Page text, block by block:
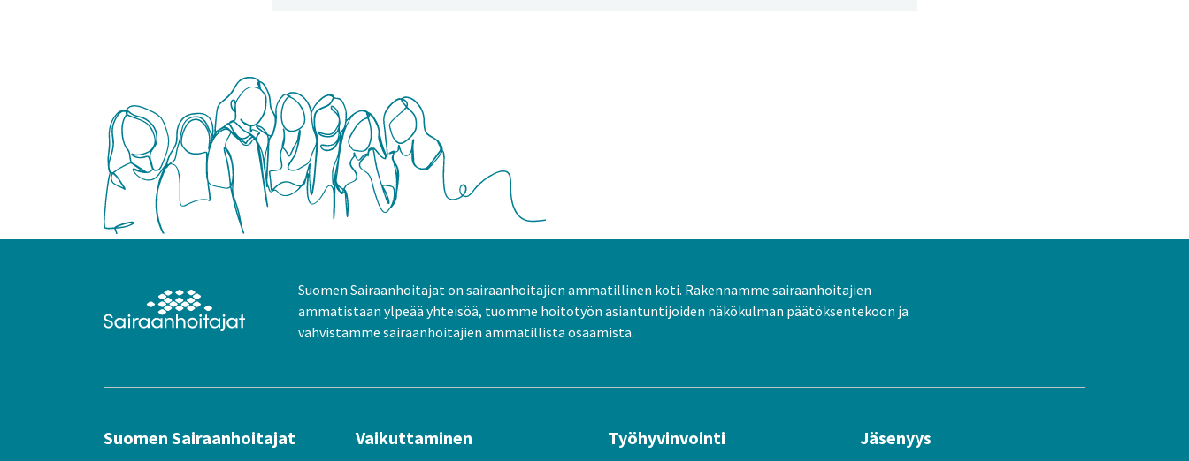
Suomen Sairaanhoitajat on sairaanhoitajien ammatillinen koti. Rakennamme sairaanhoitajien
ammatistaan ylpeää yhteisöä, tuomme hoitotyön asiantuntijoiden näkökulman päätöksentekoon ja
vahvistamme sairaanhoitajien ammatillista osaamista.
Suomen Sairaanhoitajat Vaikuttaminen Työhyvinvointi Jäsenyys